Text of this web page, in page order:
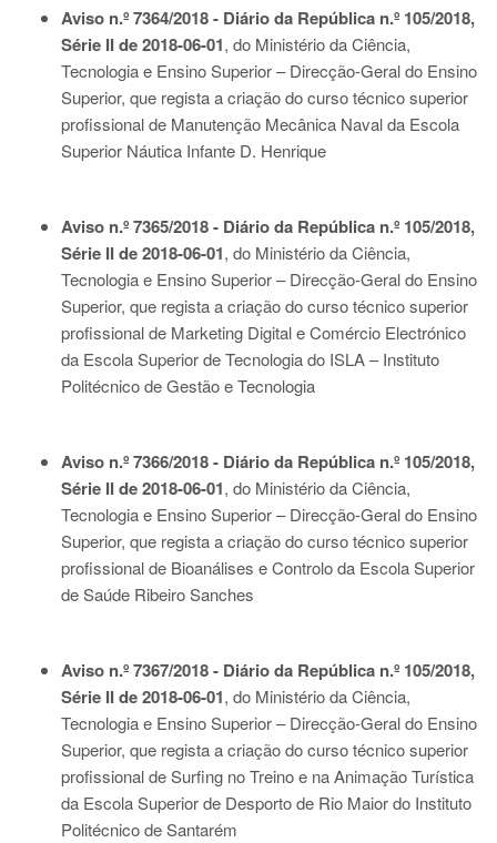
Aviso n.º 7364/2018 - Diário da República n.º 105/2018,
Série II de 2018-06-01, do Ministério da Ciência,
Tecnologia e Ensino Superior – Direcção-Geral do Ensino
Superior, que regista a criação do curso técnico superior
profissional de Manutenção Mecânica Naval da Escola
Superior Náutica Infante D. Henrique
Aviso n.º 7365/2018 - Diário da República n.º 105/2018,
Série II de 2018-06-01, do Ministério da Ciência,
Tecnologia e Ensino Superior – Direcção-Geral do Ensino
Superior, que regista a criação do curso técnico superior
profissional de Marketing Digital e Comércio Electrónico
da Escola Superior de Tecnologia do ISLA – Instituto
Politécnico de Gestão e Tecnologia
Aviso n.º 7366/2018 - Diário da República n.º 105/2018,
Série II de 2018-06-01, do Ministério da Ciência,
Tecnologia e Ensino Superior – Direcção-Geral do Ensino
Superior, que regista a criação do curso técnico superior
profissional de Bioanálises e Controlo da Escola Superior
de Saúde Ribeiro Sanches
Aviso n.º 7367/2018 - Diário da República n.º 105/2018,
Série II de 2018-06-01, do Ministério da Ciência,
Tecnologia e Ensino Superior – Direcção-Geral do Ensino
Superior, que regista a criação do curso técnico superior
profissional de Surfing no Treino e na Animação Turística
da Escola Superior de Desporto de Rio Maior do Instituto
Politécnico de Santarém